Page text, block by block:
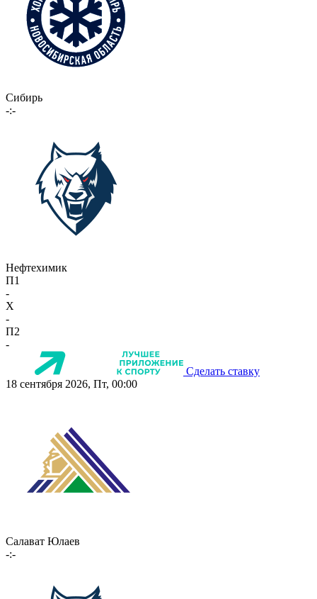
Сибирь
-:-
Нефтехимик
П1
-
X
-
П2
-
Сделать ставку
18 сентября 2026, Пт, 00:00
Салават Юлаев
-:-